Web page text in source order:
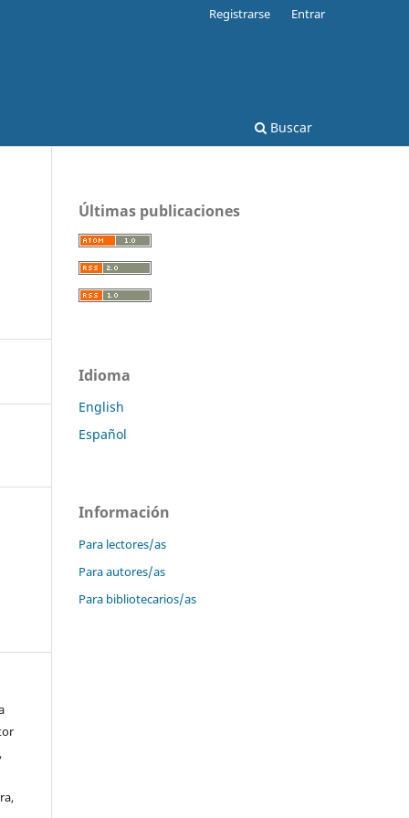
Buscar
Registrarse Entrar
Últimas publicaciones
Idioma
English
Español
Información
Para lectores/as
Para autores/as
Para bibliotecarios/as